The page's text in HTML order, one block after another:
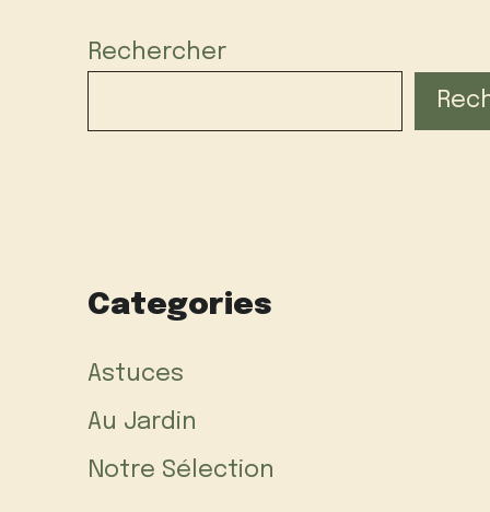
Rechercher
Categories
Astuces
Au Jardin
Notre Sélection